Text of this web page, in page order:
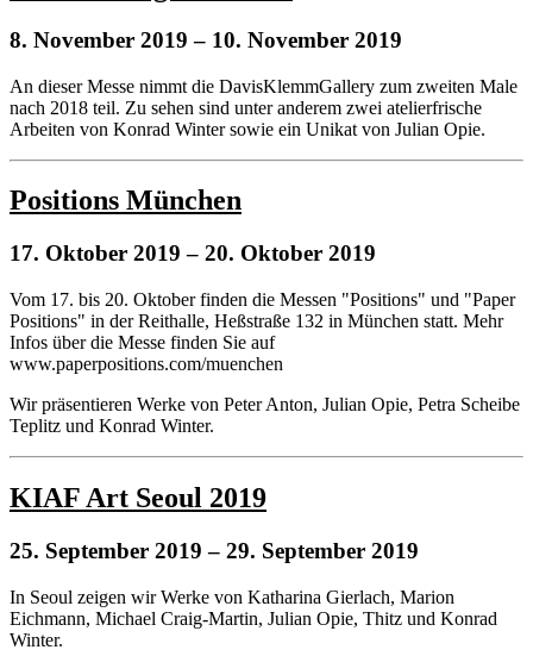
8. November 2019 – 10. November 2019
An dieser Messe nimmt die DavisKlemmGallery zum zweiten Male
nach 2018 teil. Zu sehen sind unter anderem zwei atelierfrische
Arbeiten von Konrad Winter sowie ein Unikat von Julian Opie.
Positions München
17. Oktober 2019 – 20. Oktober 2019
Vom 17. bis 20. Oktober finden die Messen "Positions" und "Paper
Positions" in der Reithalle, Heßstraße 132 in München statt. Mehr
Infos über die Messe finden Sie auf
www.paperpositions.com/muenchen
Wir präsentieren Werke von Peter Anton, Julian Opie, Petra Scheibe
Teplitz und Konrad Winter.
KIAF Art Seoul 2019
25. September 2019 – 29. September 2019
In Seoul zeigen wir Werke von Katharina Gierlach, Marion
Eichmann, Michael Craig-Martin, Julian Opie, Thitz und Konrad
Winter.